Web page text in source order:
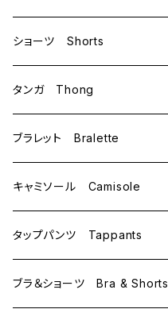
B70
B75
C65
C70
C75
D65
ショーツ Shorts
M
L
タンガ Thong
M
ブラレット Bralette
M
L
キャミソール Camisole
M
L
タップパンツ Tappants
ブラ＆ショーツ Bra & Shorts